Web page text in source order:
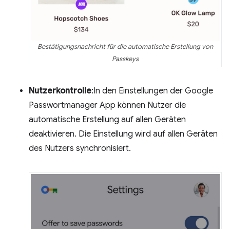
Bestätigungsnachricht für die automatische Erstellung von
Passkeys
Nutzerkontrolle:In den Einstellungen der Google
Passwortmanager App können Nutzer die
automatische Erstellung auf allen Geräten
deaktivieren. Die Einstellung wird auf allen Geräten
des Nutzers synchronisiert.